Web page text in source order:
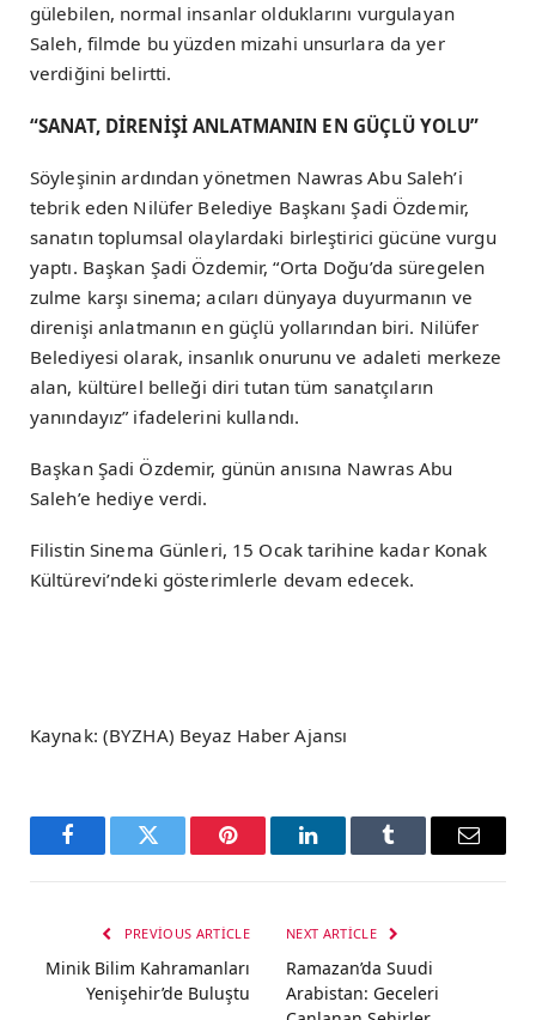
gülebilen, normal insanlar olduklarını vurgulayan
Saleh, filmde bu yüzden mizahi unsurlara da yer
verdiğini belirtti.
“SANAT, DİRENİŞİ ANLATMANIN EN GÜÇLÜ YOLU”
Söyleşinin ardından yönetmen Nawras Abu Saleh’i
tebrik eden Nilüfer Belediye Başkanı Şadi Özdemir,
sanatın toplumsal olaylardaki birleştirici gücüne vurgu
yaptı. Başkan Şadi Özdemir, “Orta Doğu’da süregelen
zulme karşı sinema; acıları dünyaya duyurmanın ve
direnişi anlatmanın en güçlü yollarından biri. Nilüfer
Belediyesi olarak, insanlık onurunu ve adaleti merkeze
alan, kültürel belleği diri tutan tüm sanatçıların
yanındayız” ifadelerini kullandı.
Başkan Şadi Özdemir, günün anısına Nawras Abu
Saleh’e hediye verdi.
Filistin Sinema Günleri, 15 Ocak tarihine kadar Konak
Kültürevi’ndeki gösterimlerle devam edecek.
Kaynak: (BYZHA) Beyaz Haber Ajansı
FacebookTwitter Pinterest LinkedInTumblr Email
PREVIOUS ARTICLE
Minik Bilim Kahramanları
Yenişehir’de Buluştu
NEXT ARTICLE
Ramazan’da Suudi
Arabistan: Geceleri